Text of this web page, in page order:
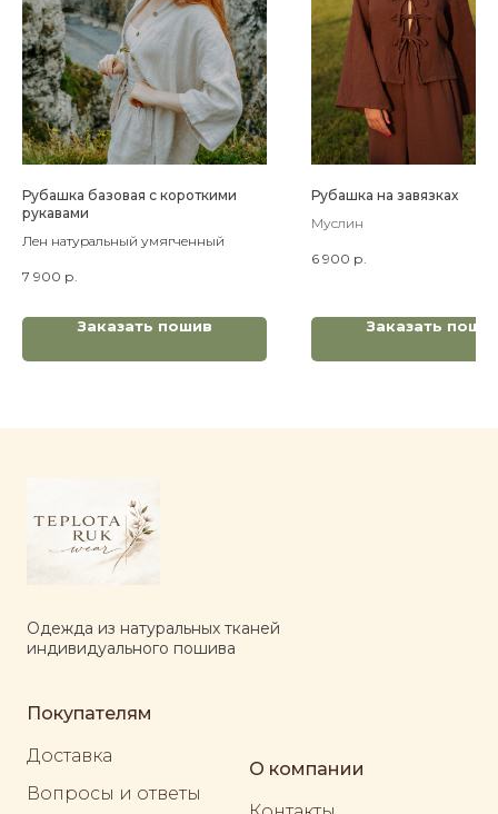
Рубашка базовая с короткими
рукавами
Лен натуральный умягченный
7 900 р.
Заказать пошив
Рубашка на завязках
Муслин
6 900 р.
Заказать
Одежда из натуральных тканей
индивидуального пошива
Покупателям
Доставка
Вопросы и ответы
О компании